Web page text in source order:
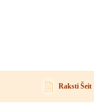
Raksti Šeit